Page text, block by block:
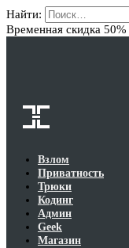
Найти:
Временная скидка 50%
Взлом
Приватность
Трюки
Кодинг
Админ
Geek
Магазин